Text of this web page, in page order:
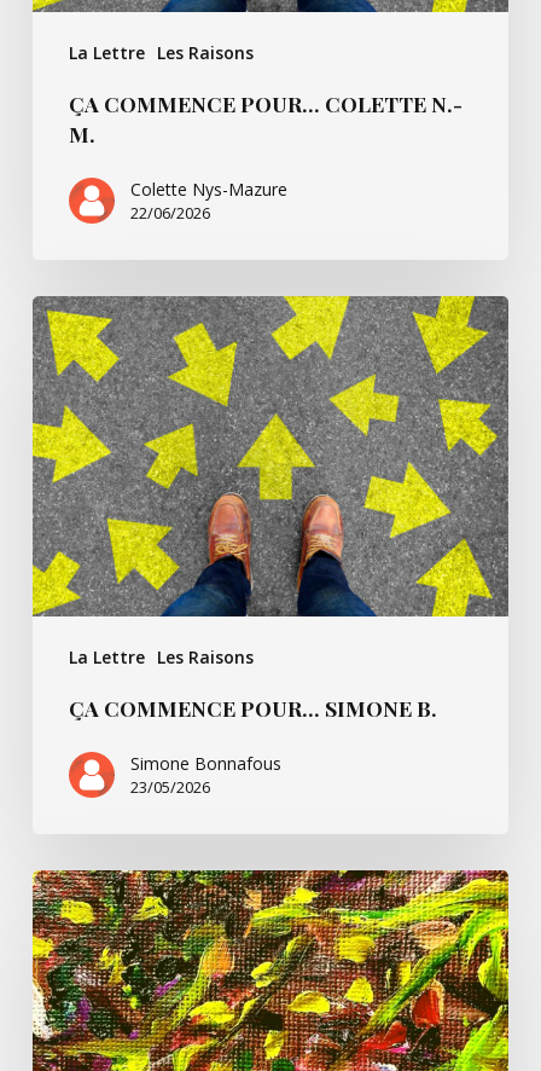
La Lettre Les Raisons
ÇA COMMENCE POUR… COLETTE N.-
M.
Colette Nys-Mazure
22/06/2026
La Lettre Les Raisons
Ça
commence
pour…
Simone
B.
ÇA COMMENCE POUR… SIMONE B.
Simone Bonnafous
23/05/2026
Un
peu
de
Paul
Ricoeur
et